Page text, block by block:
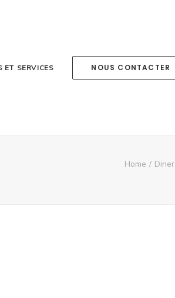
ET SERVICES NOUS CONTACTER
Home Diner